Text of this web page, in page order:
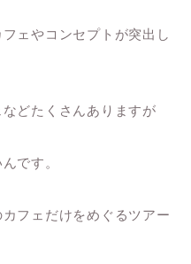
ェやコンセプトが突出し
どたくさんありますが
です。
フェだけをめぐるツアー